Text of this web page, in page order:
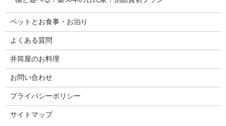
ペットとお食事・お泊り
よくある質問
井筒屋のお料理
お問い合わせ
プライバシーポリシー
サイトマップ